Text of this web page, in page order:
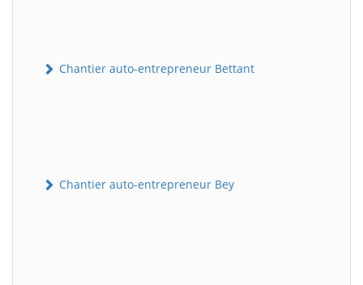
Chantier auto-entrepreneur Bettant
Chantier auto-entrepreneur Bey